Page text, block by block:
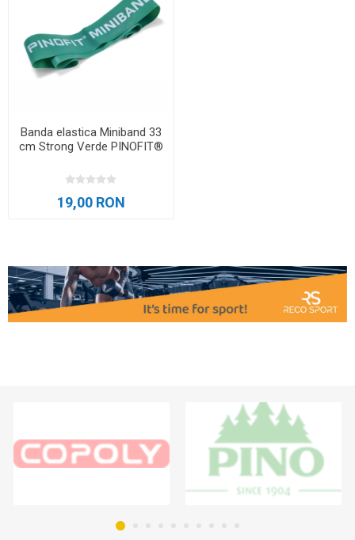
Banda elastica Miniband 33
cm Strong Verde PINOFIT®
19,00 RON